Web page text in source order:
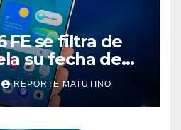
FE se filtra de
su fecha de
REPORTE MATUTINO